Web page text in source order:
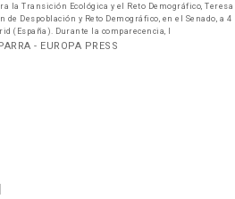
la Transición Ecológica y el Reto Demográfico, Teresa
Despoblación y Reto Demográfico, en el Senado, a 4
(España). Durante la comparecencia, l
- EUROPA PRESS